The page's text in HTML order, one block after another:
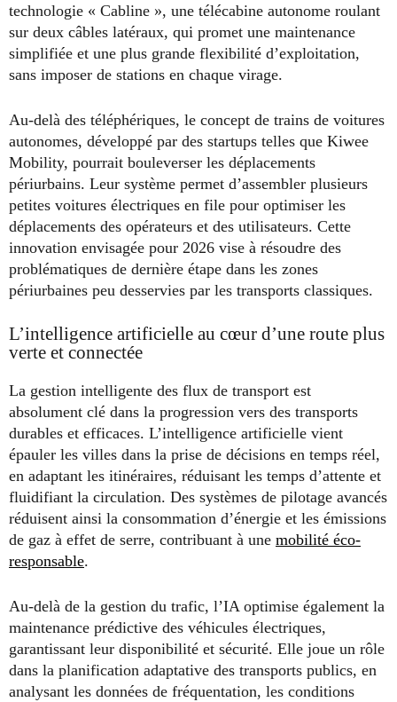
technologie « Cabline », une télécabine autonome roulant
sur deux câbles latéraux, qui promet une maintenance
simplifiée et une plus grande flexibilité d’exploitation,
sans imposer de stations en chaque virage.
Au-delà des téléphériques, le concept de trains de voitures
autonomes, développé par des startups telles que Kiwee
Mobility, pourrait bouleverser les déplacements
périurbains. Leur système permet d’assembler plusieurs
petites voitures électriques en file pour optimiser les
déplacements des opérateurs et des utilisateurs. Cette
innovation envisagée pour 2026 vise à résoudre des
problématiques de dernière étape dans les zones
périurbaines peu desservies par les transports classiques.
L’intelligence artificielle au cœur d’une route plus
verte et connectée
La gestion intelligente des flux de transport est
absolument clé dans la progression vers des transports
durables et efficaces. L’intelligence artificielle vient
épauler les villes dans la prise de décisions en temps réel,
en adaptant les itinéraires, réduisant les temps d’attente et
fluidifiant la circulation. Des systèmes de pilotage avancés
réduisent ainsi la consommation d’énergie et les émissions
de gaz à effet de serre, contribuant à une mobilité éco-
responsable.
Au-delà de la gestion du trafic, l’IA optimise également la
maintenance prédictive des véhicules électriques,
garantissant leur disponibilité et sécurité. Elle joue un rôle
dans la planification adaptative des transports publics, en
analysant les données de fréquentation, les conditions